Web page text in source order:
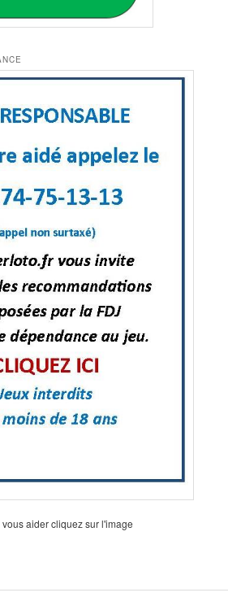
aider cliquez sur l'image